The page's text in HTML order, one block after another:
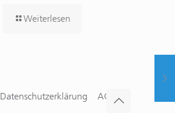
Weiterlesen
Datenschutzerklärung AGBs